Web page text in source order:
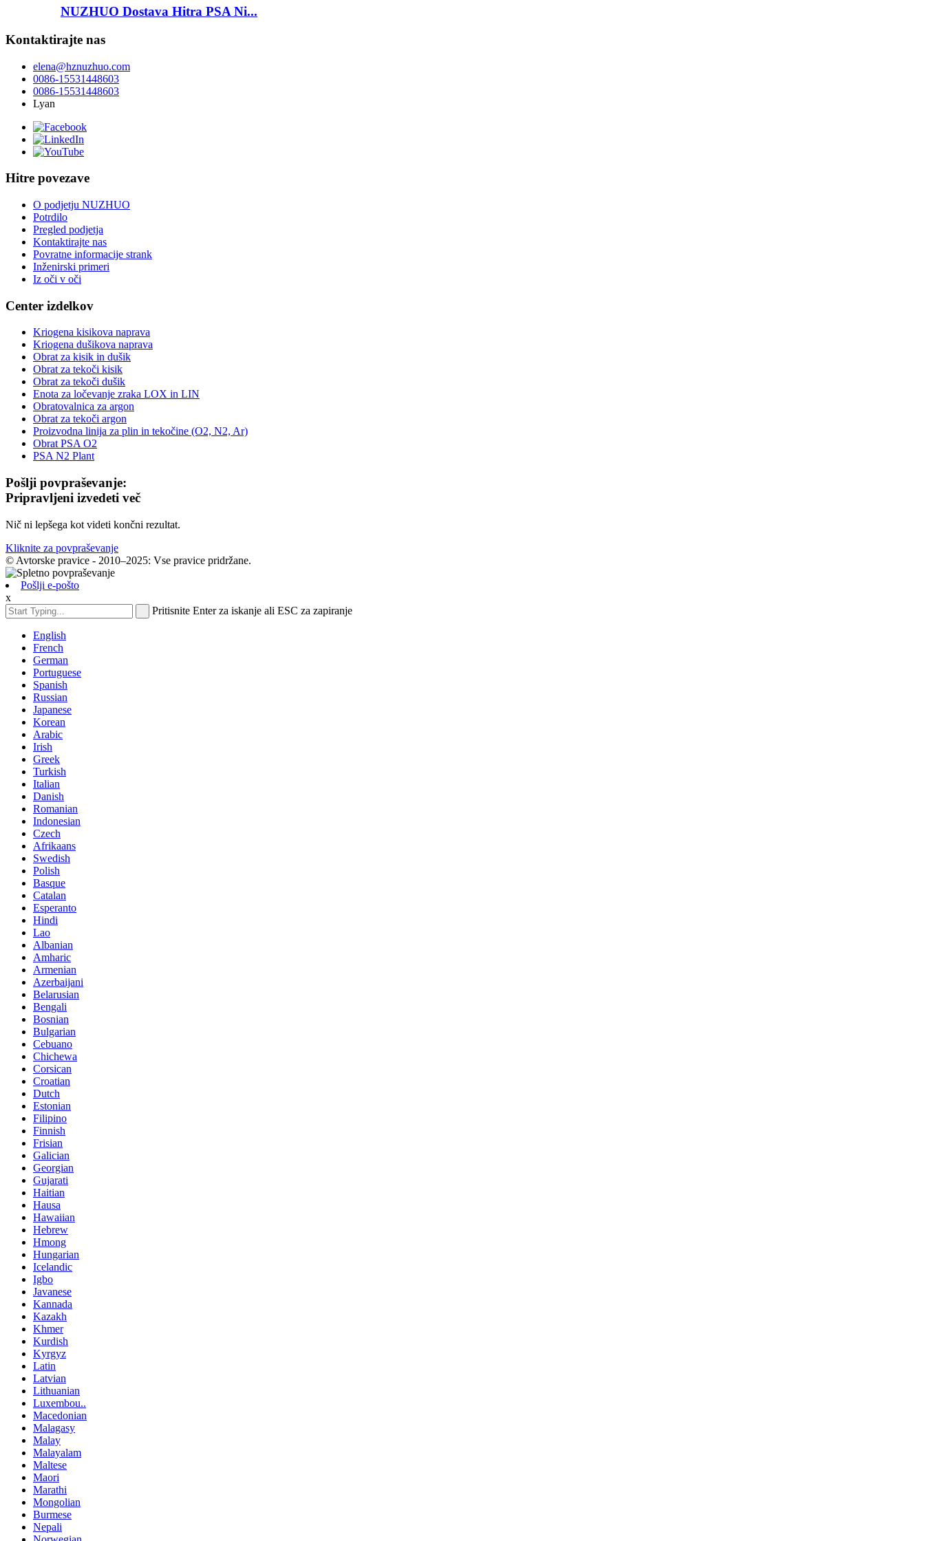
NUZHUO Dostava Hitra PSA Ni...
Kontaktirajte nas
elena@hznuzhuo.com
0086-15531448603
0086-15531448603
Lyan
Hitre povezave
O podjetju NUZHUO
Potrdilo
Pregled podjetja
Kontaktirajte nas
Povratne informacije strank
Inženirski primeri
Iz oči v oči
Center izdelkov
Kriogena kisikova naprava
Kriogena dušikova naprava
Obrat za kisik in dušik
Obrat za tekoči kisik
Obrat za tekoči dušik
Enota za ločevanje zraka LOX in LIN
Obratovalnica za argon
Obrat za tekoči argon
Proizvodna linija za plin in tekočine (O2, N2, Ar)
Obrat PSA O2
PSA N2 Plant
Pošlji povpraševanje:
Pripravljeni izvedeti več
Nič ni lepšega kot videti končni rezultat.
Kliknite za povpraševanje
© Avtorske pravice - 2010–2025: Vse pravice pridržane.
Pošlji e-pošto
x
Pritisnite Enter za iskanje ali ESC za zapiranje
English
French
German
Portuguese
Spanish
Russian
Japanese
Korean
Arabic
Irish
Greek
Turkish
Italian
Danish
Romanian
Indonesian
Czech
Afrikaans
Swedish
Polish
Basque
Catalan
Esperanto
Hindi
Lao
Albanian
Amharic
Armenian
Azerbaijani
Belarusian
Bengali
Bosnian
Bulgarian
Cebuano
Chichewa
Corsican
Croatian
Dutch
Estonian
Filipino
Finnish
Frisian
Galician
Georgian
Gujarati
Haitian
Hausa
Hawaiian
Hebrew
Hmong
Hungarian
Icelandic
Igbo
Javanese
Kannada
Kazakh
Khmer
Kurdish
Kyrgyz
Latin
Latvian
Lithuanian
Luxembou..
Macedonian
Malagasy
Malay
Malayalam
Maltese
Maori
Marathi
Mongolian
Burmese
Nepali